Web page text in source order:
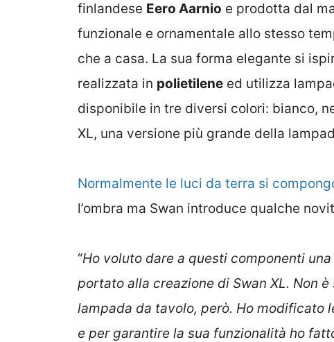
finlandese Eero Aarnio e prodotta dal
funzionale e ornamentale allo stesso
che a casa. La sua forma elegante si
realizzata in polietilene ed utilizza
disponibile in tre diversi colori: bianco,
XL, una versione più grande della
Normalmente le luci da terra si
l’ombra ma Swan introduce qualche
“Ho voluto dare a questi componenti
portato alla creazione di Swan XL. Non
lampada da tavolo, però. Ho modificato
e per garantire la sua funzionalità ho